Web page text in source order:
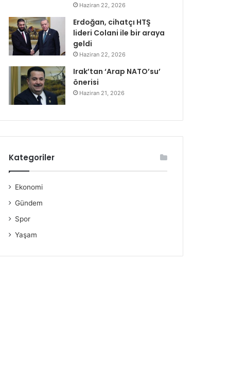
Haziran 22, 2026
Erdoğan, cihatçı HTŞ
lideri Colani ile bir araya
geldi
Haziran 22, 2026
Irak’tan ‘Arap NATO’su’
önerisi
Haziran 21, 2026
Kategoriler
Ekonomi
Gündem
Spor
Yaşam